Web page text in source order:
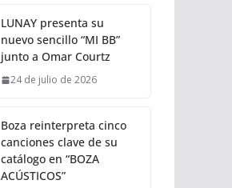
LUNAY presenta su
nuevo sencillo “MI BB”
junto a Omar Courtz
24 de julio de 2026
Boza reinterpreta cinco
canciones clave de su
catálogo en “BOZA
ACÚSTICOS”